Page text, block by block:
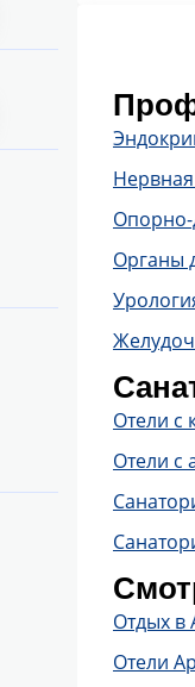
Опорно-
Органы
Отели с
Отели с
Отдых в
Отели